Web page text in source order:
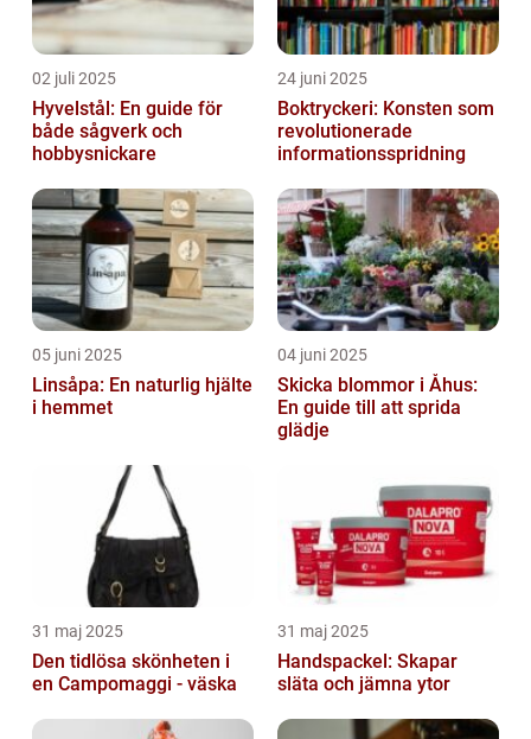
02 juli 2025
Hyvelstål: En guide för
både sågverk och
hobbysnickare
24 juni 2025
Boktryckeri: Konsten som
revolutionerade
informationsspridning
05 juni 2025
Linsåpa: En naturlig hjälte
i hemmet
04 juni 2025
Skicka blommor i Åhus:
En guide till att sprida
glädje
31 maj 2025
Den tidlösa skönheten i
en Campomaggi - väska
31 maj 2025
Handspackel: Skapar
släta och jämna ytor